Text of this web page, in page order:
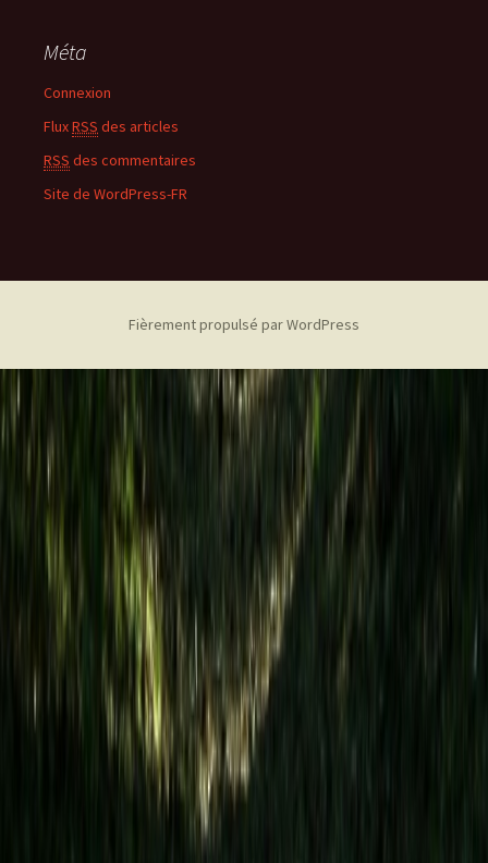
Méta
Connexion
FluxRSS des articles
RSS des commentaires
Site de WordPress-FR
Fièrement propulsé par WordPress